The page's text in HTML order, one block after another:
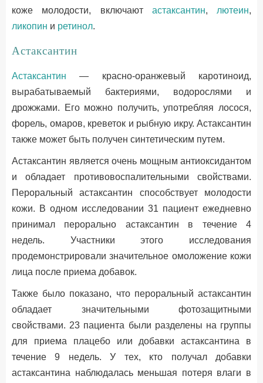
коже молодости, включают астаксантин, лютеин,
ликопин и ретинол.
Астаксантин
Астаксантин — красно-оранжевый каротиноид,
вырабатываемый бактериями, водорослями и
дрожжами. Его можно получить, употребляя лосося,
форель, омаров, креветок и рыбную икру. Астаксантин
также может быть получен синтетическим путем.
Астаксантин является очень мощным антиоксидантом
и обладает противовоспалительными свойствами.
Пероральный астаксантин способствует молодости
кожи. В одном исследовании 31 пациент ежедневно
принимал перорально астаксантин в течение 4
недель. Участники этого исследования
продемонстрировали значительное омоложение кожи
лица после приема добавок.
Также было показано, что пероральный астаксантин
обладает значительными фотозащитными
свойствами. 23 пациента были разделены на группы
для приема плацебо или добавки астаксантина в
течение 9 недель. У тех, кто получал добавки
астаксантина наблюдалась меньшая потеря влаги в